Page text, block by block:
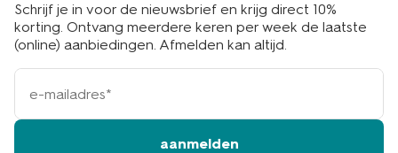
Schrijf je in voor de nieuwsbrief en krijg direct 10%
korting. Ontvang meerdere keren per week de laatste
(online) aanbiedingen. Afmelden kan altijd.
e-
mailadres
aanmelden